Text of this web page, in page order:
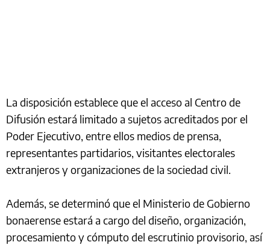
La disposición establece que el acceso al Centro de
Difusión estará limitado a sujetos acreditados por el
Poder Ejecutivo, entre ellos medios de prensa,
representantes partidarios, visitantes electorales
extranjeros y organizaciones de la sociedad civil.
Además, se determinó que el Ministerio de Gobierno
bonaerense estará a cargo del diseño, organización,
procesamiento y cómputo del escrutinio provisorio, así